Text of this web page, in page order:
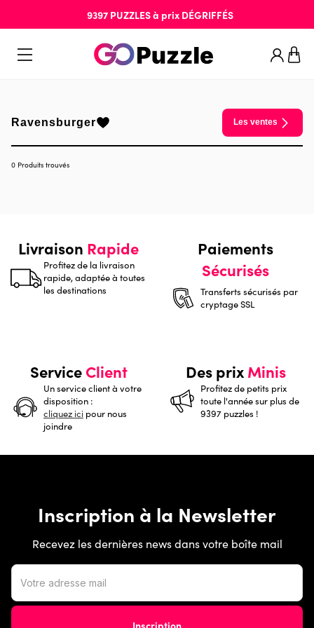
9397 PUZZLESà prix DÉGRIFFÉS
Ravensburger Les ventes
0 Produits trouvés
Livraison Rapide
Profitez de la livraison
rapide, adaptée à toutes
les destinations
Paiements
Sécurisés
Transferts sécurisés par
cryptage SSL
ServiceClient
Un service client à votre
disposition :
cliquez ici pour nous
joindre
Des prixMinis
Profitez de petits prix
toute l'année sur plus de
9397 puzzles !
Inscription à la Newsletter
Recevez les dernières news dans votre boîte mail